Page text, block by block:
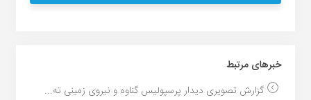
خبر‌های مرتبط
گزارش تصویری دیدار پرسپولیس گناوه و نیروی زمینی ته...